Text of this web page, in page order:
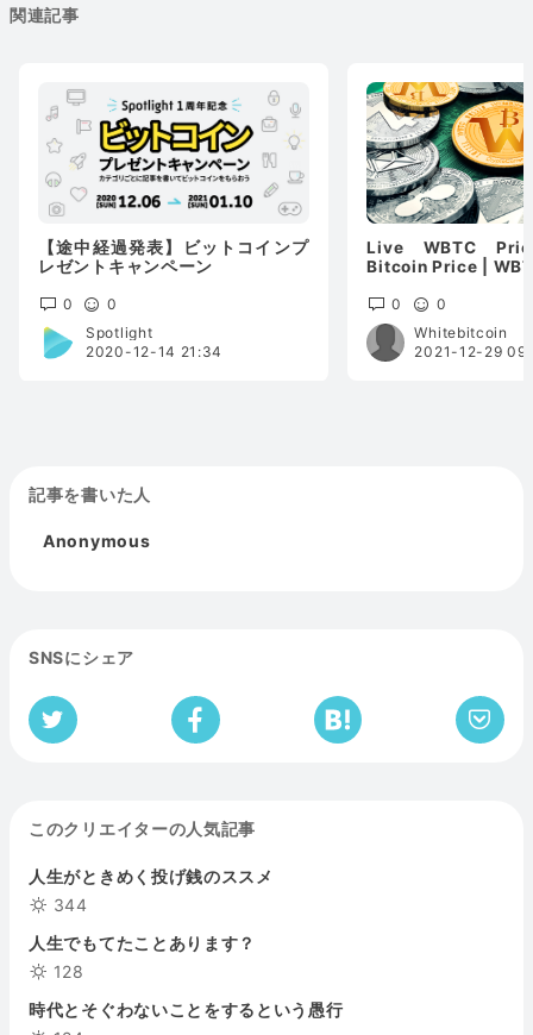
関連記事
【途中経過発表】ビットコインプ
レゼントキャンペーン
0
0
Spotlight
2020-12-14 21:34
Live WBTC
Bitcoin Price |
0
0
Whitebitcoin
2021-12-29
記事を書いた人
Anonymous
SNSにシェア
このクリエイターの人気記事
人生がときめく投げ銭のススメ
344
人生でもてたことあります？
128
時代とそぐわないことをするという愚行